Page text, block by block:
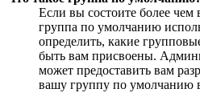
Если вы состоите более чем
группа по умолчанию
определить, какие
быть вам присвоены.
может предоставить вам
вашу группу по умолчанию